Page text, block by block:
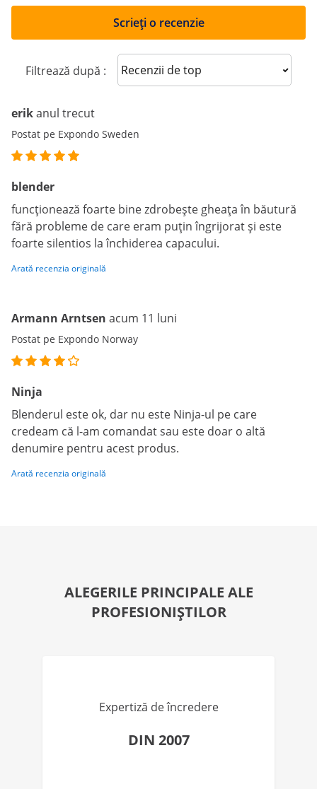
Scrieți o recenzie
Filtrează după : Sort reviews
erikanul trecut
Postat pe Expondo Sweden
blender
funcționează foarte bine zdrobește gheața în băutură
fără probleme de care eram puțin îngrijorat și este
foarte silentios la închiderea capacului.
Arată recenzia originală
Armann Arntsen acum 11 luni
Postat pe Expondo Norway
Ninja
Blenderul este ok, dar nu este Ninja-ul pe care
credeam că l-am comandat sau este doar o altă
denumire pentru acest produs.
Arată recenzia originală
ALEGERILE PRINCIPALE ALE
PROFESIONIȘTILOR
Expertiză de încredere
DIN 2007